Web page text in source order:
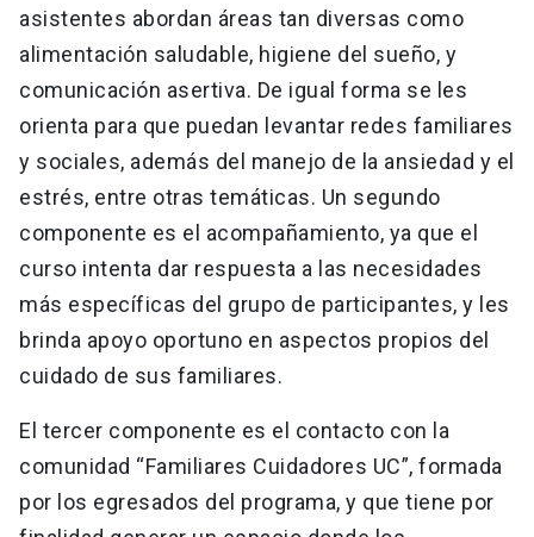
asistentes abordan áreas tan diversas como
alimentación saludable, higiene del sueño, y
comunicación asertiva. De igual forma se les
orienta para que puedan levantar redes familiares
y sociales, además del manejo de la ansiedad y el
estrés, entre otras temáticas. Un segundo
componente es el acompañamiento, ya que el
curso intenta dar respuesta a las necesidades
más específicas del grupo de participantes, y les
brinda apoyo oportuno en aspectos propios del
cuidado de sus familiares.
El tercer componente es el contacto con la
comunidad “Familiares Cuidadores UC”, formada
por los egresados del programa, y que tiene por